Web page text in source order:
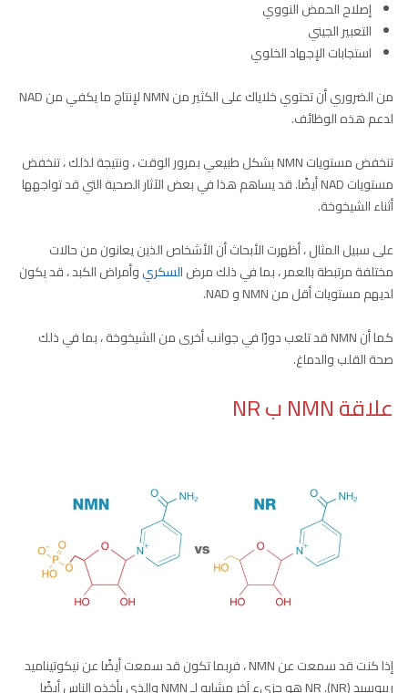
إصلاح الحمض النووي
التعبير الجيني
استجابات الإجهاد الخلوي
من الضروري أن تحتوي خلاياك على الكثير من NMN لإنتاج ما يكفي من NAD
لدعم هذه الوظائف.
تنخفض مستويات NMN بشكل طبيعي بمرور الوقت ، ونتيجة لذلك ، تنخفض
مستويات NAD أيضًا. قد يساهم هذا في بعض الآثار الصحية التي قد تواجهها
أثناء الشيخوخة.
على سبيل المثال ، أظهرت الأبحاث أن الأشخاص الذين يعانون من حالات
مختلفة مرتبطة بالعمر ، بما في ذلك مرضالسكريوأمراض الكبد ، قد يكون
لديهم مستويات أقل من NMN و NAD.
كما أن NMN قد تلعب دورًا في جوانب أخرى من الشيخوخة ، بما في ذلك
صحة القلب والدماغ.
علاقة NMN ب NR
إذا كنت قد سمعت عن NMN ، فربما تكون قد سمعت أيضًا عن نيكوتيناميد
ريبوسيد (NR). NR هو جزيء آخر مشابه لـ NMN والذي يأخذه الناس أيضًا